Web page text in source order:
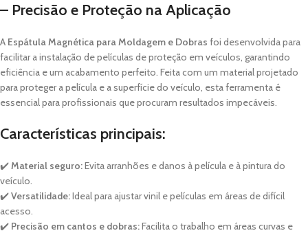
– Precisão e Proteção na Aplicação
A Espátula Magnética para Moldagem e Dobras foi desenvolvida para
facilitar a instalação de películas de proteção em veículos, garantindo
eficiência e um acabamento perfeito. Feita com um material projetado
para proteger a película e a superfície do veículo, esta ferramenta é
essencial para profissionais que procuram resultados impecáveis.
Características principais:
✔️Material seguro:Evita arranhões e danos à película e à pintura do
veículo.
✔️Versatilidade:Ideal para ajustar vinil e películas em áreas de difícil
acesso.
✔️ Precisão em cantos e dobras:Facilita o trabalho em áreas curvas e